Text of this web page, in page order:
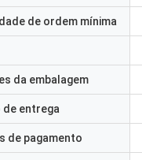
de ordem mínima
da embalagem
de entrega
de pagamento